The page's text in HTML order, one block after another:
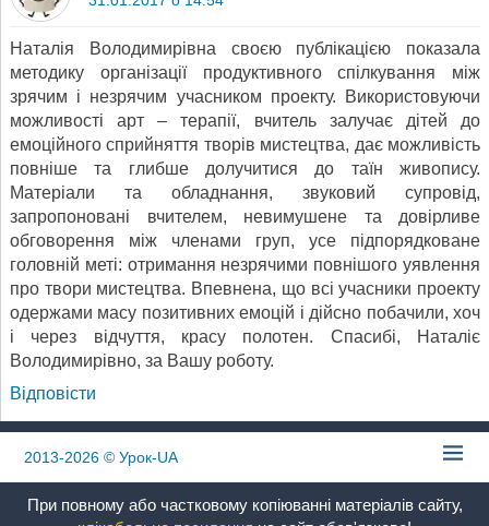
Наталія Володимирівна своєю публікацією показала
методику організації продуктивного спілкування між
зрячим і незрячим учасником проекту. Використовуючи
можливості арт – терапії, вчитель залучає дітей до
емоційного сприйняття творів мистецтва, дає можливість
повніше та глибше долучитися до таїн живопису.
Матеріали та обладнання, звуковий супровід,
запропоновані вчителем, невимушене та довірливе
обговорення між членами груп, усе підпорядковане
головній меті: отримання незрячими повнішого уявлення
про твори мистецтва. Впевнена, що всі учасники проекту
одержами масу позитивних емоцій і дійсно побачили, хоч
і через відчуття, красу полотен. Спасибі, Наталіє
Володимирівно, за Вашу роботу.
Відповіcти
2013-2026© Урок-UA
При повному або частковому копіюванні матеріалів сайту,